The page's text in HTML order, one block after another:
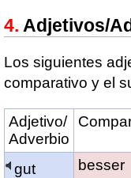
Adjetivos/
Los siguientes
comparativo y el
Adjetivo/
Adverbio
gut besser